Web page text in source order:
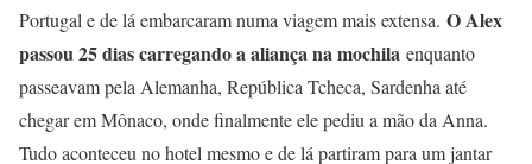
Portugal e de lá embarcaram numa viagem mais extensa. O Alex
passou 25 dias carregando a aliança na mochila enquanto
passeavam pela Alemanha, República Tcheca, Sardenha até
chegar em Mônaco, onde finalmente ele pediu a mão da Anna.
Tudo aconteceu no hotel mesmo e de lá partiram para um jantar